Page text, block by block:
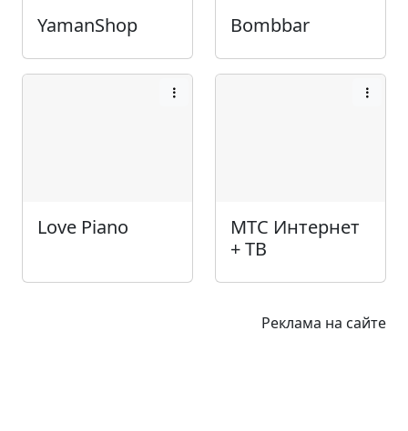
YamanShop Bombbar
Love Piano
МТС Интернет
+ ТВ
Реклама на сайте